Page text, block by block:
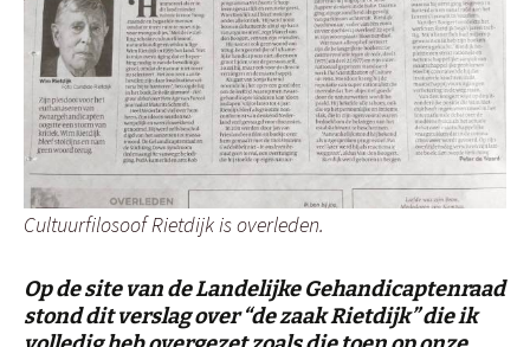
Cultuurfilosoof Rietdijk is overleden.
Op de site van de Landelijke Gehandicaptenraad
stond dit verslag over “de zaak Rietdijk” die ik